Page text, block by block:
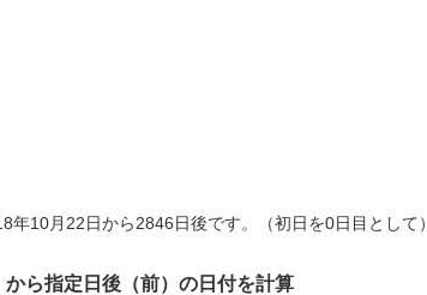
10月22日から2846日後です。（初日を0日目として）
ら指定日後（前）の日付を計算